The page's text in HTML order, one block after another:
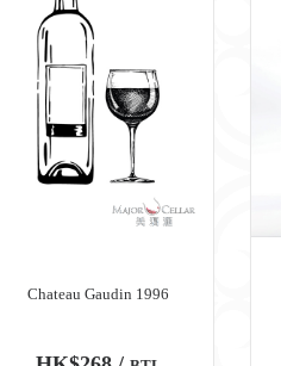
Chateau Gaudin 1996